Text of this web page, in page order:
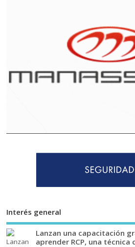
Interés general
Lanzan una capacitación
aprender RCP, una técnica